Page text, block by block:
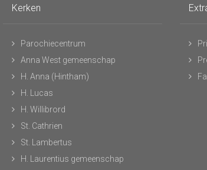
Kerken
Parochiecentrum
Anna West gemeenschap
H. Anna (Hintham)
H. Lucas
H. Willibrord
St. Cathrien
St. Lambertus
H. Laurentius gemeenschap